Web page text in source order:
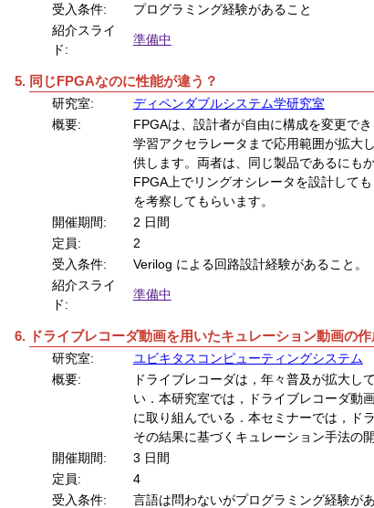
受入条件:
プログラミング経験があること
紹介スライ
ド:
準備中
同じFPGAなのに性能が違う？
研究室:
ディペンダブルシステム学研究室
概要:
FPGAは、設計者が自由に構成を変更で
学習アクセラレータまで応用範囲が拡大
供します。両者は、同じ製品であるにも
FPGA上でリングオシレータを設計して
を考察してもらいます。
開催期間:
2 日間
定員:
2
受入条件:
Verilog による回路設計経験があること。
紹介スライ
ド:
準備中
ドライブレコーダ動画を用いたキュレーション動画の作
研究室:
ユビキタスコンピューティングシステム
概要:
ドライブレコーダは，年々普及が拡大し
い．本研究室では，ドライブレコーダ動
に取り組んでいる．本セミナーでは，ド
その結果に基づくキュレーション手法の
開催期間:
3 日間
定員:
4
受入条件:
言語は問わないがプログラミング経験が